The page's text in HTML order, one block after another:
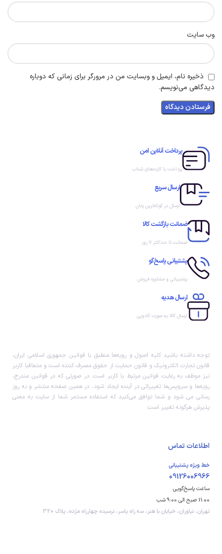
وب‌ سایت
ذخیره نام، ایمیل و وبسایت من در مرورگر برای زمانی که دوباره
دیدگاهی می‌نویسم.
پرداخت آنلاین امن
پرداخت با کارت‌های شتاب
ارسال سریع
ارسال در کوتاه‌ترین زمان
ضمانت بازگشت کالا
ضمانت تا حداکثر ۷ روز
پشتیبانی پاسخ‌گو
پشتیبانی و مشاوره فروش
ارسال هدیه
ارسال کالا به صورت کادویی
توجه داشته باشید کلیه اصول و رویه‏‌ها منطبق با قوانین جمهوری اسلامی ایران،
قانون تجارت الکترونیک و قانون حمایت از حقوق مصرف کننده است و متعاقبا کاربر
نیز موظف به رعایت قوانین مرتبط با کاربر است. در صورتی که در قوانین مندرج،
رویه‏‌ها و سرویس‏‌ها تغییراتی در آینده ایجاد شود، در همین صفحه منتشر و به روز
رسانی می شود و شما توافق می‏‌کنید که استفاده مستمر شما از سایت به معنی
پذیرش هرگونه تغییر است.
اطلاعات تماس
خط ویژه پشتیبانی
09126006966
ساعت پاسخ‌گویی
11:00 صبح الی 9:00 شب
تهران، نیاوران، خیابان با هنر، سه راه یاسر، نرسیده چهارراه مژده، پلاک 320